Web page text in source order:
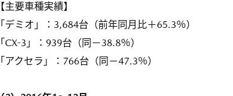
【主要車種実績】
「デミオ」：3,684台（前年同月比＋65.3％）
「CX-3」：939台（同－38.8％）
「アクセラ」：766台（同－47.3％）